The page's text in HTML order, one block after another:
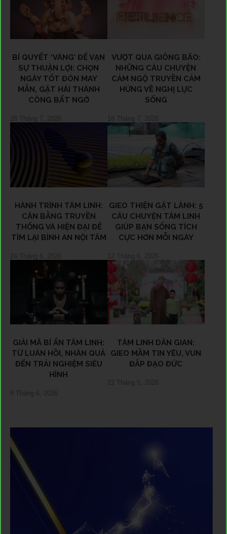
BÍ QUYẾT ‘VÀNG’ ĐỂ VẠN
SỰ THUẬN LỢI: CHỌN
NGÀY TỐT ĐÓN MAY
MẮN, GẶT HÁI THÀNH
CÔNG BẤT NGỜ
28 Tháng 7, 2026
VƯỢT QUA GIÔNG BÃO:
NHỮNG CÂU CHUYỆN
CẢM NGỘ TRUYỀN CẢM
HỨNG VỀ NGHỊ LỰC
SỐNG
18 Tháng 7, 2026
HÀNH TRÌNH TÂM LINH:
CÂN BẰNG TRUYỀN
THỐNG VÀ HIỆN ĐẠI ĐỂ
TÌM LẠI BÌNH AN NỘI TÂM
24 Tháng 6, 2026
GIEO THIỆN GẶT LÀNH: 5
CÂU CHUYỆN TÂM LINH
GIÚP BẠN SỐNG TÍCH
CỰC HƠN MỖI NGÀY
12 Tháng 6, 2026
GIẢI MÃ BÍ ẨN TÂM LINH:
TỪ LUÂN HỒI, NHÂN QUẢ
ĐẾN TRẢI NGHIỆM SIÊU
HÌNH
8 Tháng 6, 2026
TÂM LINH DÂN GIAN:
GIEO MẦM TIN YÊU, VUN
ĐẮP ĐẠO ĐỨC
22 Tháng 5, 2026